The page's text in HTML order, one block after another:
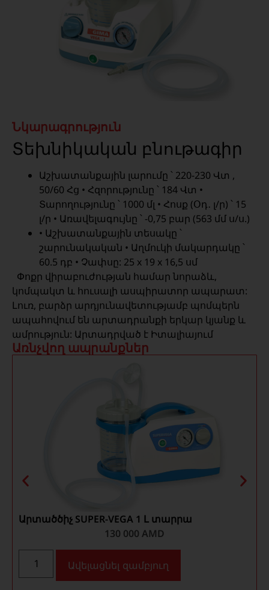
Նկարագրություն
Տեխնիկական բնութագիր
Աշխատանքային լարումը ՝ 220-230 Վտ ,
50/60 Հց • Հզորությունը ՝ 184 Վտ •
Տարողությունը ՝ 1000 մլ • Հոսք (Օդ․ լ/ր) ՝ 15
լ/ր • Առավելագույնը ՝ -0,75 բար (563 մմ ս/ս.)
• Աշխատանքային տեսակը ՝
շարունակական • Աղմուկի մակարդակը ՝
60.5 դբ • Չափսը: 25 x 19 x 16,5 սմ
Փոքր վիրաբուժության համար նորաձև,
կոմպակտ և հուսալի ասպիրատոր ապարատ:
Լուռ, բարձր արդյունավետությամբ պոմպերն
ապահովում են արտադրանքի երկար կյանք և
ամրություն: Արտադրված է Իտալիայում
Առնչվող ապրանքներ
Արտածծիչ SUPER-VEGA 1 Լ տարրա
130 000 AMD
Ավելացնել զամբյուղ